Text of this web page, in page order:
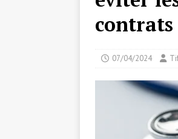
contrats
07/04/2024